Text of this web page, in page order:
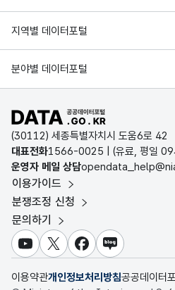
한국지능정보사회진흥원
국가정보자원관리원
지역별 데이터포털
서울 열린데이터광장
경기데이터드림
D-데이터허브
인천데이터포털
울산광역시 데이터포털
전남광주통합특별시 빅데이터 플랫폼
대전광역시 데이터포털
세종특별자치시 데이터포털
충청북도 데이터허브
분야별 데이터포털
기상자료개방포털
국토교통부 공간정보오픈플랫폼
환경부 환경데이터포털
문화데이터광장
농림축산식품 공공데이터포털
보건의료빅데이터개방시스템
식품의약품안전처 데이터포털
교육통계서비스
공공데이터포털 바로가기
(30112) 세종특별자치시 도움6로 42
대표전화1566-0025 | (유료, 평일
운영자 메일 상담
이용가이드
분쟁조정 신청
문의하기
유튜브X 페이스북
블로그
이용약관개인정보처리방침공공데이터